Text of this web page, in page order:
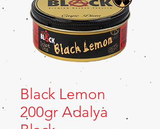
Black Lemon
200gr Adalya